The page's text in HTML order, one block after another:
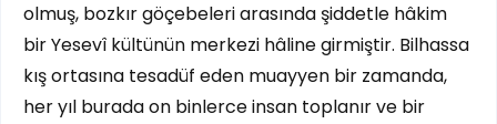
olmuş, bozkır göçebeleri arasında şiddetle hâkim
bir Yesevî kültünün merkezi hâline girmiştir. Bilhassa
kış ortasına tesadüf eden muayyen bir zamanda,
her yıl burada on binlerce insan toplanır ve bir